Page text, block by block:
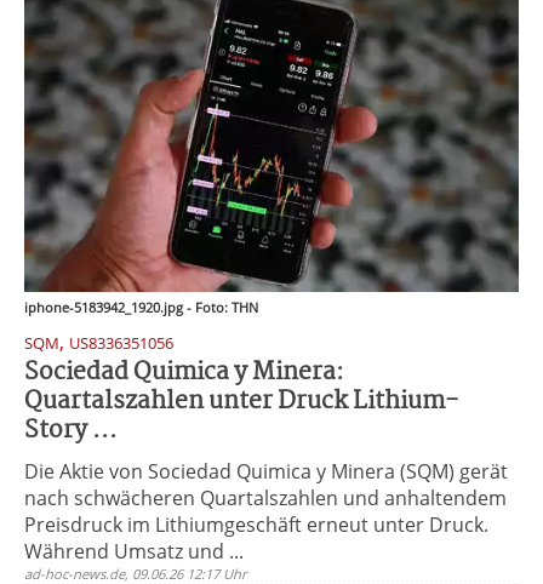
iphone-5183942_1920.jpg - Foto: THN
SQM, US8336351056
Sociedad Quimica y Minera:
Quartalszahlen unter Druck Lithium-
Story ...
Die Aktie von Sociedad Quimica y Minera (SQM) gerät
nach schwächeren Quartalszahlen und anhaltendem
Preisdruck im Lithiumgeschäft erneut unter Druck.
Während Umsatz und ...
ad-hoc-news.de, 09.06.26 12:17 Uhr